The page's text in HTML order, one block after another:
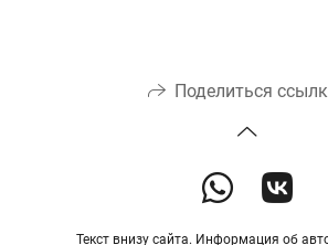
Поделиться
Текст внизу сайта. Информация об